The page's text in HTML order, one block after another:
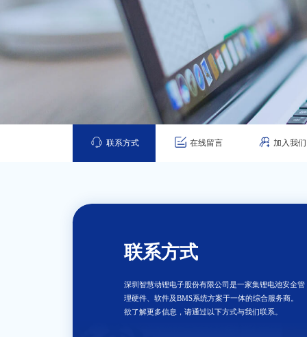
联系方式 在线留言 加入我们
联系方式
深圳智慧动锂电子股份有限公司是一家集锂电池安全管
理硬件、软件及BMS系统方案于一体的综合服务商。
欲了解更多信息，请通过以下方式与我们联系。